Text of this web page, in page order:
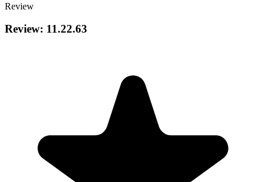
Review
Review: 11.22.63